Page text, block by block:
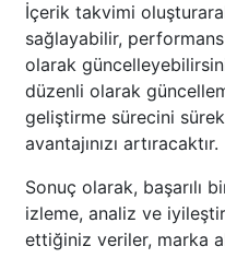
İçerik takvimi
sağlayabilir,
olarak
düzenli olarak
geliştirme sürecini
avantajınızı artıracaktır.
Sonuç olarak, başarılı
izleme, analiz ve
ettiğiniz veriler, marka